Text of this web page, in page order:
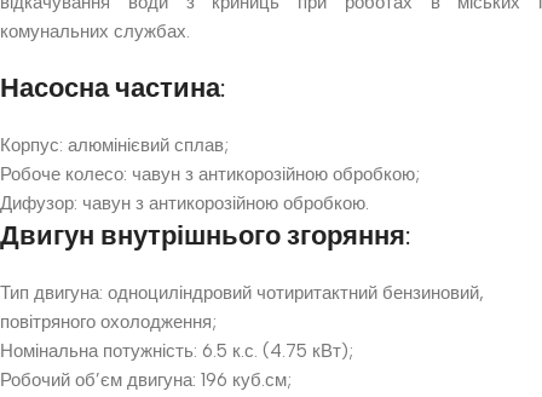
комунальних службах.
Насосна частина:
Корпус: алюмінієвий сплав;
Робоче колесо: чавун з антикорозійною обробкою;
Дифузор: чавун з антикорозійною обробкою.
Двигун внутрішнього згоряння:
Тип двигуна: одноциліндровий чотиритактний бензиновий,
повітряного охолодження;
Номінальна потужність: 6.5 к.с. (4.75 кВт);
Робочий об’єм двигуна: 196 куб.см;